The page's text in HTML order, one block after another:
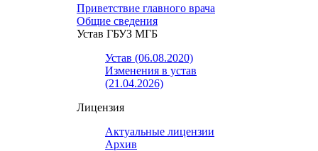
Приветствие главного врача
Общие сведения
Устав ГБУЗ МГБ
Устав (06.08.2020)
Изменения в устав
(21.04.2026)
Лицензия
Актуальные лицензии
Архив